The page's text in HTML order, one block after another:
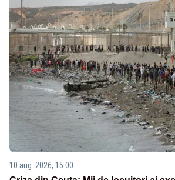
10 aug. 2026, 15:00